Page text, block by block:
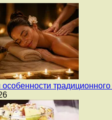
особенности